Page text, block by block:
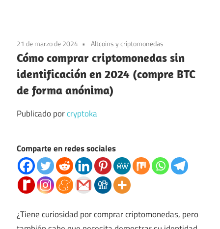
21 de marzo de 2024 Altcoins y criptomonedas
Cómo comprar criptomonedas sin
identificación en 2024 (compre BTC
de forma anónima)
Publicado porcryptoka
Comparte en redes sociales
¿Tiene curiosidad por comprar criptomonedas, pero